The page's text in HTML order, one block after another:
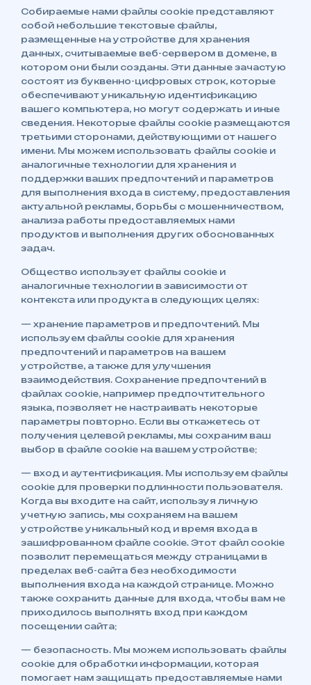
Собираемые нами файлы сookie представляют
собой небольшие текстовые файлы,
размещенные на устройстве для хранения
данных, считываемые веб-сервером в домене, в
котором они были созданы. Эти данные зачастую
состоят из буквенно-цифровых строк, которые
обеспечивают уникальную идентификацию
вашего компьютера, но могут содержать и иные
сведения. Некоторые файлы cookie размещаются
третьими сторонами, действующими от нашего
имени. Мы можем использовать файлы cookie и
аналогичные технологии для хранения и
поддержки ваших предпочтений и параметров
для выполнения входа в систему, предоставления
актуальной рекламы, борьбы с мошенничеством,
анализа работы предоставляемых нами
продуктов и выполнения других обоснованных
задач.
Общество использует файлы cookie и
аналогичные технологии в зависимости от
контекста или продукта в следующих целях:
— хранение параметров и предпочтений. Мы
используем файлы cookie для хранения
предпочтений и параметров на вашем
устройстве, а также для улучшения
взаимодействия. Сохранение предпочтений в
файлах cookie, например предпочтительного
языка, позволяет не настраивать некоторые
параметры повторно. Если вы откажетесь от
получения целевой рекламы, мы сохраним ваш
выбор в файле cookie на вашем устройстве;
— вход и аутентификация. Мы используем файлы
cookie для проверки подлинности пользователя.
Когда вы входите на сайт, используя личную
учетную запись, мы сохраняем на вашем
устройстве уникальный код и время входа в
зашифрованном файле сookie. Этот файл сookie
позволит перемещаться между страницами в
пределах веб-сайта без необходимости
выполнения входа на каждой странице. Можно
также сохранить данные для входа, чтобы вам не
приходилось выполнять вход при каждом
посещении сайта;
— безопасность. Мы можем использовать файлы
cookie для обработки информации, которая
помогает нам защищать предоставляемые нами